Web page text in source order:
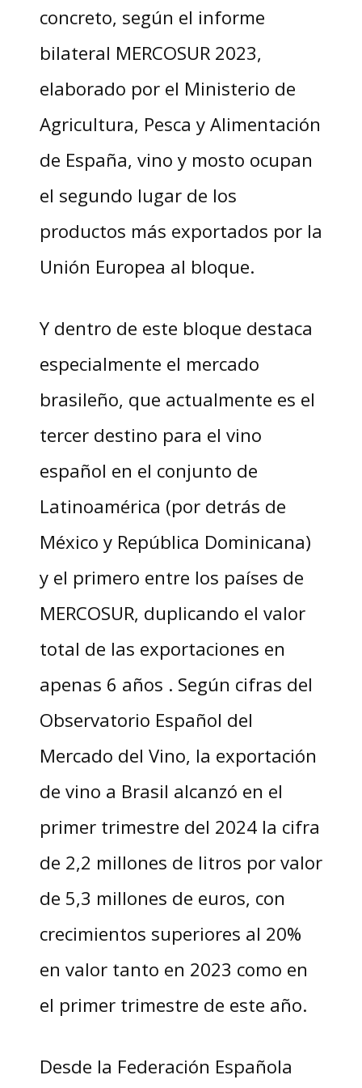
concreto, según el informe
bilateral MERCOSUR 2023,
elaborado por el Ministerio de
Agricultura, Pesca y Alimentación
de España, vino y mosto ocupan
el segundo lugar de los
productos más exportados por la
Unión Europea al bloque.
Y dentro de este bloque destaca
especialmente el mercado
brasileño, que actualmente es el
tercer destino para el vino
español en el conjunto de
Latinoamérica (por detrás de
México y República Dominicana)
y el primero entre los países de
MERCOSUR, duplicando el valor
total de las exportaciones en
apenas 6 años . Según cifras del
Observatorio Español del
Mercado del Vino, la exportación
de vino a Brasil alcanzó en el
primer trimestre del 2024 la cifra
de 2,2 millones de litros por valor
de 5,3 millones de euros, con
crecimientos superiores al 20%
en valor tanto en 2023 como en
el primer trimestre de este año.
Desde la Federación Española